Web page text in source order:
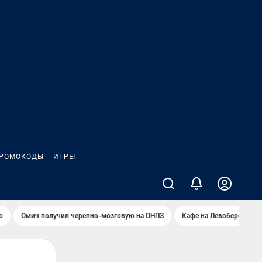
ИГРЫ
Омич получил черепно-мозговую на ОНПЗ Кафе на Левобережье